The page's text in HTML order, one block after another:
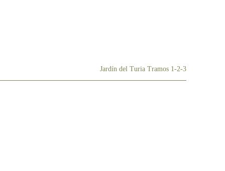
Jardín del Turia Tramos 1-2-3